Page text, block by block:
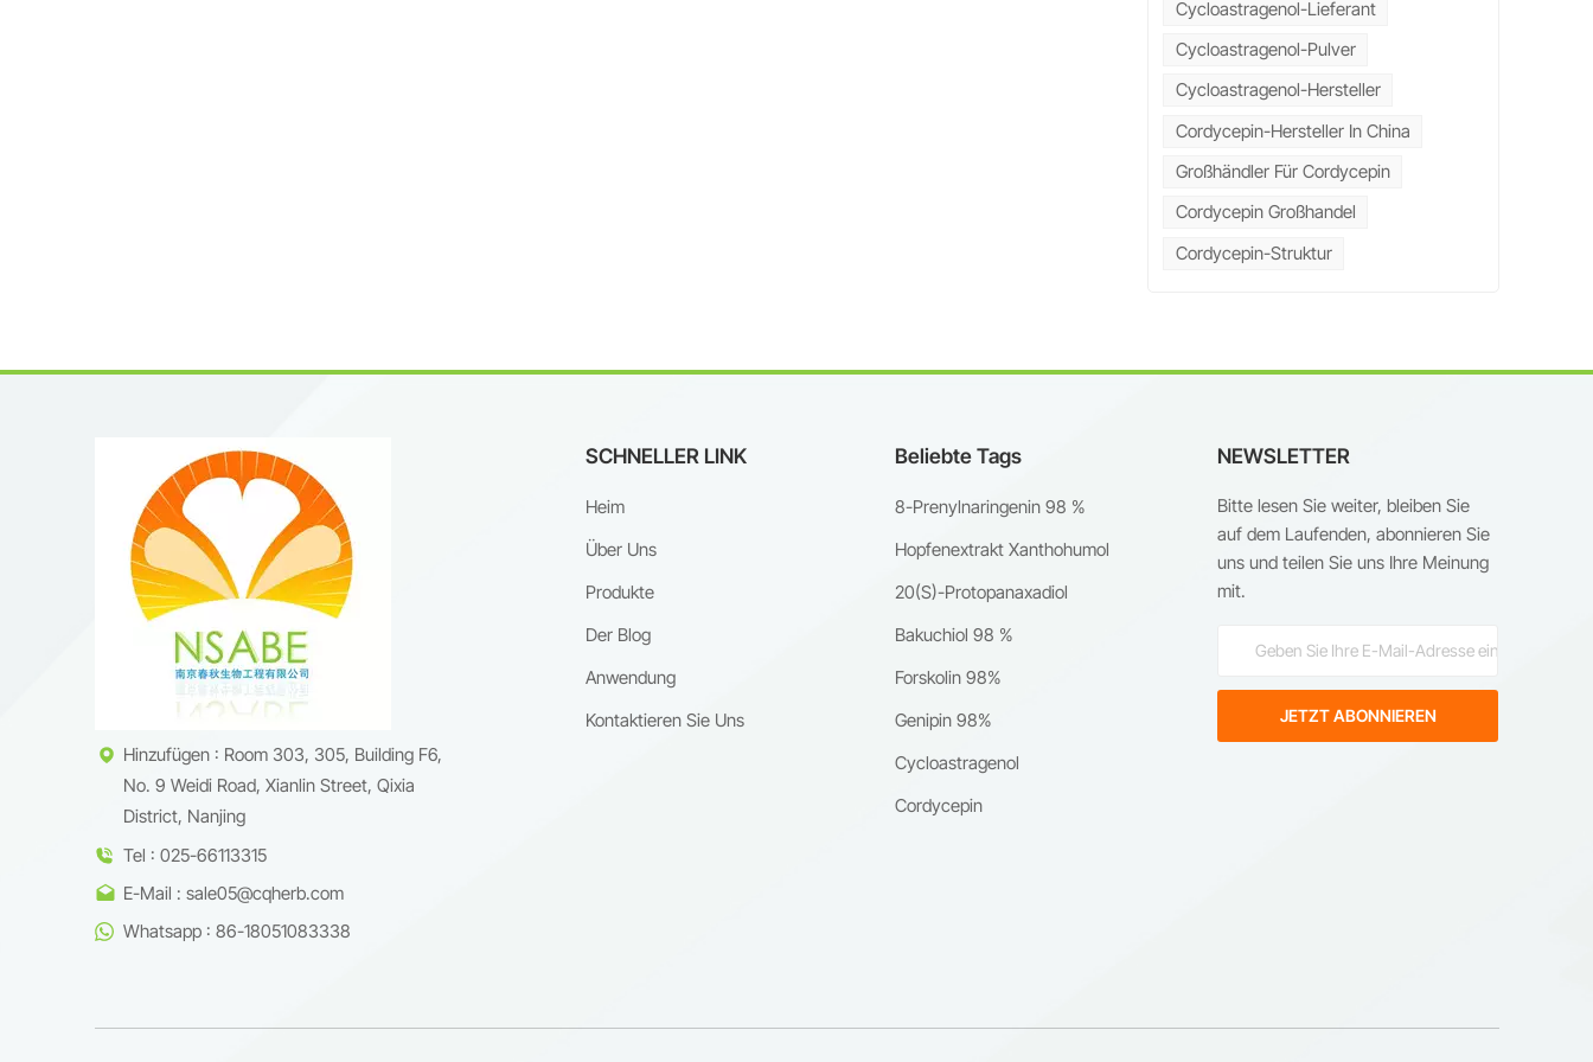
Cycloastragenol-Lieferant
Cycloastragenol-Pulver
Cycloastragenol-Hersteller
Cordycepin-Hersteller In China
Großhändler Für Cordycepin
Cordycepin Großhandel
Cordycepin-Struktur
Hinzufügen : Room 303, 305, Building F6,
No. 9 Weidi Road, Xianlin Street, Qixia
District, Nanjing
Tel : 025-66113315
E-Mail : sale05@cqherb.com
Whatsapp : 86-18051083338
SCHNELLER LINK
Heim
Über Uns
Produkte
Der Blog
Anwendung
Kontaktieren Sie Uns
Beliebte Tags
8-Prenylnaringenin 98 %
Hopfenextrakt Xanthohumol
20(S)-Protopanaxadiol
Bakuchiol 98 %
Forskolin 98%
Genipin 98%
Cycloastragenol
Cordycepin
NEWSLETTER
Bitte lesen Sie weiter, bleiben Sie
auf dem Laufenden, abonnieren Sie
uns und teilen Sie uns Ihre Meinung
mit.